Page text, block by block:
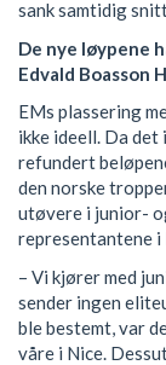
sank samtidig
De nye løypene
Edvald Boasson
EMs plassering
ikke ideell. Da
refundert
den norske
utøvere i junior-
representantene i
– Vi kjører med
sender ingen
ble bestemt, var
våre i Nice.